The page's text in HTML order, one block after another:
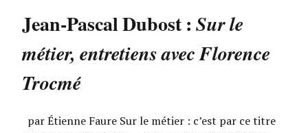
Jean-Pascal Dubost : Sur le
métier, entretiens avec Florence
Trocmé
par Étienne Faure Sur le métier : c’est par ce titre